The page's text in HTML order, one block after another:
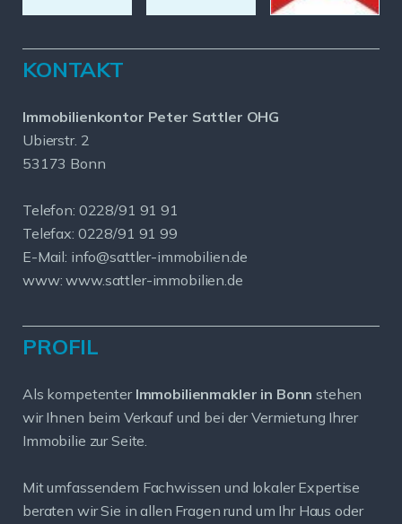
KONTAKT
Immobilienkontor Peter Sattler OHG
Ubierstr. 2
53173 Bonn
Telefon: 0228/91 91 91
Telefax: 0228/91 91 99
E-Mail: info@sattler-immobilien.de
www: www.sattler-immobilien.de
PROFIL
Als kompetenter Immobilienmakler in Bonn stehen
wir Ihnen beim Verkauf und bei der Vermietung Ihrer
Immobilie zur Seite.
Mit umfassendem Fachwissen und lokaler Expertise
beraten wir Sie in allen Fragen rund um Ihr Haus oder